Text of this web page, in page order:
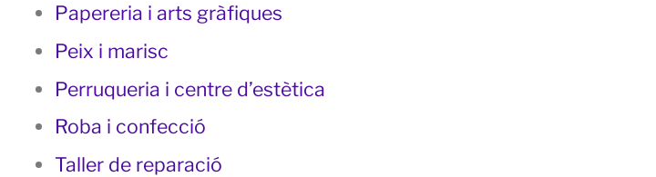
Papereria i arts gràfiques
Peix i marisc
Perruqueria i centre d’estètica
Roba i confecció
Taller de reparació